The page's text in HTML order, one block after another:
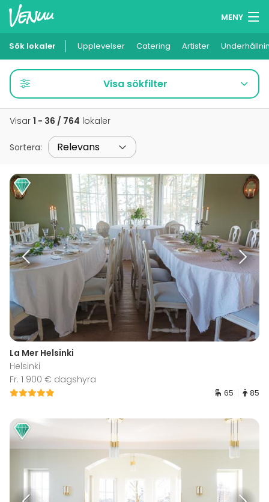
MENY
Minneslista
Logga in
Svenska
Sök lokaler Upplevelser Catering Artister
Visa sökfilter
Visar 1 - 36 / 764 lokaler
Sortera:
La Mer Helsinki
Helsinki
Fr. 1 900 € dagshyra
65 85